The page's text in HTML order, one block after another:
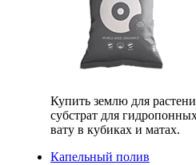
Купить землю для
субстрат для
вату в кубиках и матах.
Капельный полив